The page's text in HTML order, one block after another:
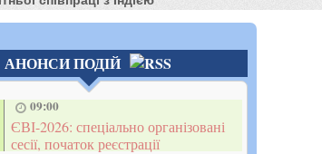
АНОНСИ ПОДІЙ
09:00
ЄВІ-2026: спеціально організовані
сесії, початок реєстрації